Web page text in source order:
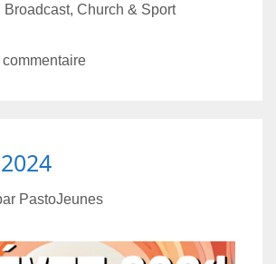
Broadcast, Church & Sport
PastoJeunes